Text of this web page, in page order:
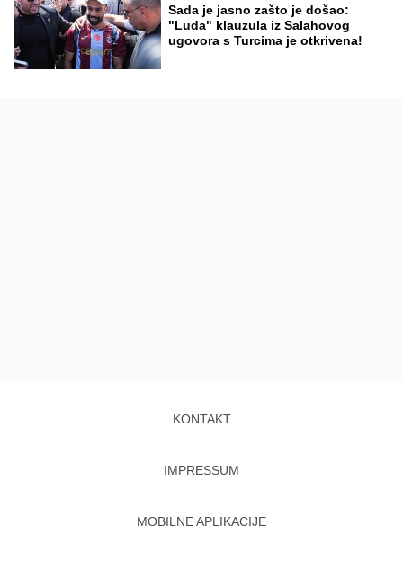
Sada je jasno zašto je došao:
"Luda" klauzula iz Salahovog
ugovora s Turcima je otkrivena!
KONTAKT
IMPRESSUM
MOBILNE APLIKACIJE